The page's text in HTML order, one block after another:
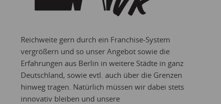
Reichweite gern durch ein Franchise-System
vergrößern und so unser Angebot sowie die
Erfahrungen aus Berlin in weitere Städte in ganz
Deutschland, sowie evtl. auch über die Grenzen
hinweg tragen. Natürlich müssen wir dabei stets
innovativ bleiben und unsere